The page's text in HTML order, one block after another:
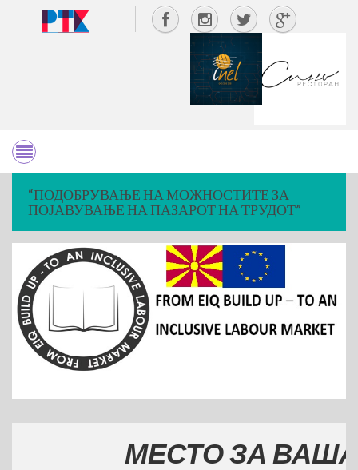
“ПОДОБРУВАЊЕ НА МОЖНОСТИТЕ ЗА
ПОЈАВУВАЊЕ НА ПАЗАРОТ НА ТРУДОТ”
МЕСТО ЗА ВАШАТА